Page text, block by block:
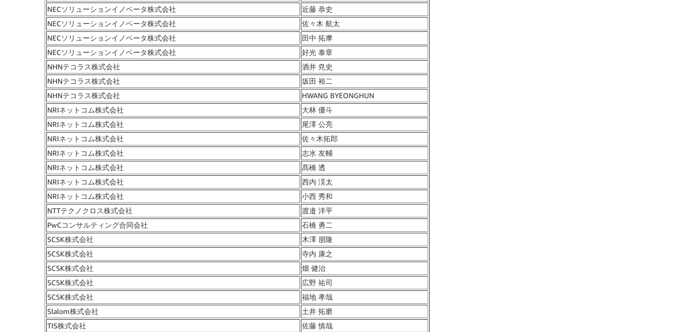
NECソリューションイノベータ株式会社
近藤 恭史
NECソリューションイノベータ株式会社
佐々木 航太
NECソリューションイノベータ株式会社
田中 拓摩
NECソリューションイノベータ株式会社
好光 泰章
NHNテコラス株式会社
酒井 尭史
NHNテコラス株式会社
坂田 裕二
NHNテコラス株式会社
HWANG BYEONGHUN
NRIネットコム株式会社
大林 優斗
NRIネットコム株式会社
尾澤 公亮
NRIネットコム株式会社
佐々木拓郎
NRIネットコム株式会社
志水 友輔
NRIネットコム株式会社
髙橋 透
NRIネットコム株式会社
西内 渓太
NRIネットコム株式会社
小西 秀和
NTTテクノクロス株式会社
渡邉 洋平
PwCコンサルティング合同会社
石橋 勇二
SCSK株式会社
木澤 朋隆
SCSK株式会社
寺内 康之
SCSK株式会社
畑 健治
SCSK株式会社
広野 祐司
SCSK株式会社
福地 孝哉
Slalom株式会社
土井 拓磨
TIS株式会社
佐藤 慎哉